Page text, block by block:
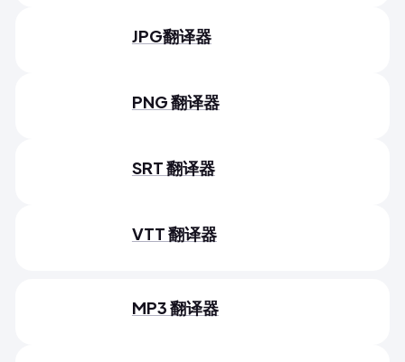
JPG翻译器
PNG 翻译器
SRT 翻译器
VTT 翻译器
MP3 翻译器